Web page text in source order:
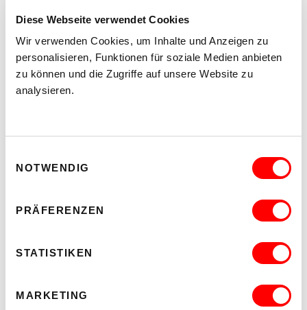
Diese Webseite verwendet Cookies
Wir verwenden Cookies, um Inhalte und Anzeigen zu
personalisieren, Funktionen für soziale Medien anbieten
zu können und die Zugriffe auf unsere Website zu
analysieren.
NOTWENDIG
PRÄFERENZEN
STATISTIKEN
MARKETING
TROTZDEM FÜR EUROPA